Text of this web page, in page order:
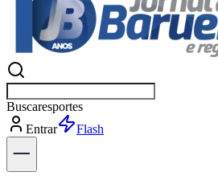
Buscarpolítica
Entrar
Explorar